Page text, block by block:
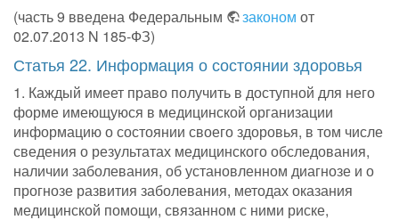
(часть 9 введена Федеральным
законом от
02.07.2013 N 185-ФЗ)
Статья 22. Информация о состоянии здоровья
1. Каждый имеет право получить в доступной для него
форме имеющуюся в медицинской организации
информацию о состоянии своего здоровья, в том числе
сведения о результатах медицинского обследования,
наличии заболевания, об установленном диагнозе и о
прогнозе развития заболевания, методах оказания
медицинской помощи, связанном с ними риске,